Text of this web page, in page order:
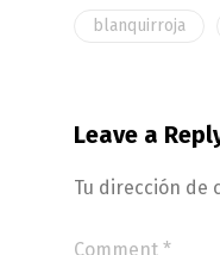
blanquirroja
Leave a
Tu dirección de